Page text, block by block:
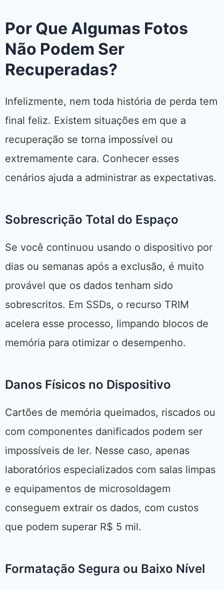
Por Que Algumas Fotos
Não Podem Ser
Recuperadas?
Infelizmente, nem toda história de perda tem
final feliz. Existem situações em que a
recuperação se torna impossível ou
extremamente cara. Conhecer esses
cenários ajuda a administrar as expectativas.
Sobrescrição Total do Espaço
Se você continuou usando o dispositivo por
dias ou semanas após a exclusão, é muito
provável que os dados tenham sido
sobrescritos. Em SSDs, o recurso TRIM
acelera esse processo, limpando blocos de
memória para otimizar o desempenho.
Danos Físicos no Dispositivo
Cartões de memória queimados, riscados ou
com componentes danificados podem ser
impossíveis de ler. Nesse caso, apenas
laboratórios especializados com salas limpas
e equipamentos de microsoldagem
conseguem extrair os dados, com custos
que podem superar R$ 5 mil.
Formatação Segura ou Baixo Nível